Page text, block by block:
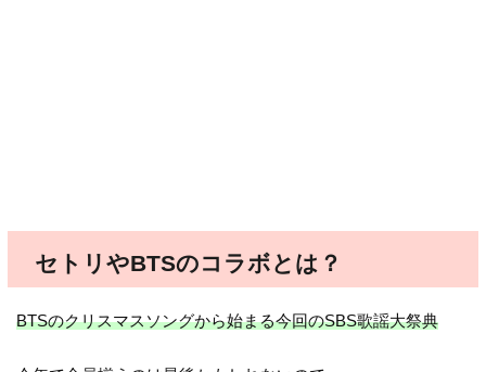
セトリやBTSのコラボとは？
BTSのクリスマスソングから始まる今回のSBS歌謡大祭典